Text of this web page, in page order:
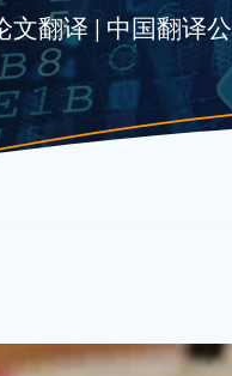
文翻译 | 中国翻译